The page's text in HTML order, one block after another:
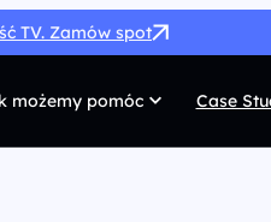
TV. Zamów spot
możemy pomóc Case